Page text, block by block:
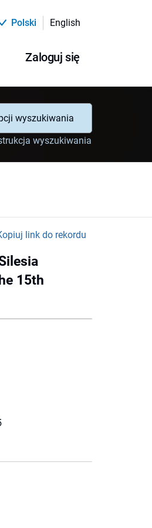
Polski English
Zaloguj się
wyszukiwania
wyszukiwania
link do rekordu
15th